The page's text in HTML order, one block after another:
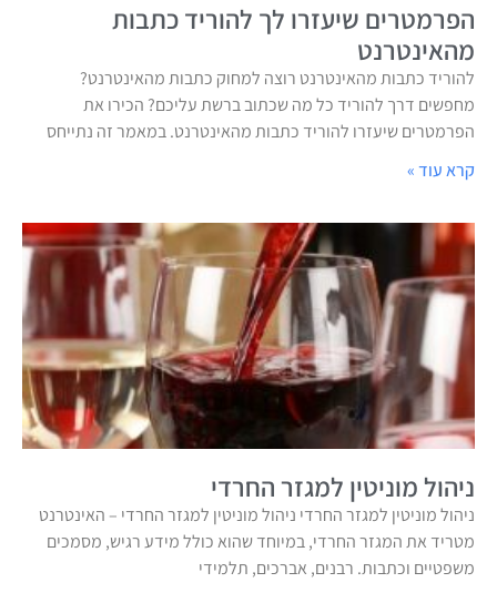
הפרמטרים שיעזרו לך להוריד כתבות
מהאינטרנט
להוריד כתבות מהאינטרנט רוצה למחוק כתבות מהאינטרנט?
מחפשים דרך להוריד כל מה שכתוב ברשת עליכם? הכירו את
הפרמטרים שיעזרו להוריד כתבות מהאינטרנט. במאמר זה נתייחס
קרא עוד »
ניהול מוניטין למגזר החרדי
ניהול מוניטין למגזר החרדי ניהול מוניטין למגזר החרדי – האינטרנט
מטריד את המגזר החרדי, במיוחד שהוא כולל מידע רגיש, מסמכים
משפטיים וכתבות. רבנים, אברכים, תלמידי